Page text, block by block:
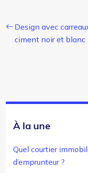
Design avec
ciment noir et blanc
À la une
Quel courtier
d’emprunteur ?